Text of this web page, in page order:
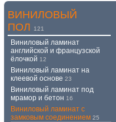
ВИНИЛОВЫЙ
ПОЛ
121
Виниловый ламинат
английской и французской
ёлочкой 12
Виниловый ламинат на
клеевой основе 23
Виниловый ламинат под
мрамор и бетон 16
Виниловый ламинат с
замковым соединением 25